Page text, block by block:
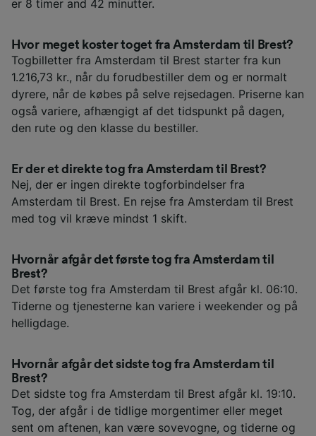
er 8 timer and 42 minutter.
Hvor meget koster toget fra Amsterdam til Brest?
Togbilletter fra Amsterdam til Brest starter fra kun
1.216,73 kr., når du forudbestiller dem og er normalt
dyrere, når de købes på selve rejsedagen. Priserne kan
også variere, afhængigt af det tidspunkt på dagen,
den rute og den klasse du bestiller.
Er der et direkte tog fra Amsterdam til Brest?
Nej, der er ingen direkte togforbindelser fra
Amsterdam til Brest. En rejse fra Amsterdam til Brest
med tog vil kræve mindst 1 skift.
Hvornår afgår det første tog fra Amsterdam til
Brest?
Det første tog fra Amsterdam til Brest afgår kl. 06:10.
Tiderne og tjenesterne kan variere i weekender og på
helligdage.
Hvornår afgår det sidste tog fra Amsterdam til
Brest?
Det sidste tog fra Amsterdam til Brest afgår kl. 19:10.
Tog, der afgår i de tidlige morgentimer eller meget
sent om aftenen, kan være sovevogne, og tiderne og